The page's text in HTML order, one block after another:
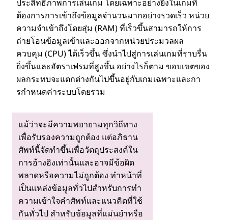
ประสิทธิภาพการเล่นเกม โดยเฉพาะอย่างยิ่งในเกมที่
ต้องการการเข้าถึงข้อมูลจํานวนมากอย่างรวดเร็ว หน่วย
ความจําเข้าถึงโดยสุ่ม (RAM) ที่เร็วขึ้นสามารถให้การ
ถ่ายโอนข้อมูลเข้าและออกจากหน่วยประมวลผล
ควบคุม (CPU) ได้เร็วขึ้น ซึ่งนําไปสู่การเล่นเกมที่ราบรื่น
ยิ่งขึ้นและอัตราเฟรมที่สูงขึ้น อย่างไรก็ตาม ขอบเขตของ
ผลกระทบจะแตกต่างกันไปขึ้นอยู่กับเกมเฉพาะและกา
รกําหนดค่าระบบโดยรวม
แม้ว่าจะมีความพยายามทุกวิถีทาง
เพื่อรับรองความถูกต้อง แต่อภิธาน
ศัพท์นี้จัดทําขึ้นเพื่อวัตถุประสงค์ใน
การอ้างอิงเท่านั้นและอาจมีข้อผิด
พลาดหรือความไม่ถูกต้อง ทําหน้าที่
เป็นแหล่งข้อมูลทั่วไปสําหรับการทํา
ความเข้าใจคําศัพท์และแนวคิดที่ใช้
กันทั่วไป สําหรับข้อมูลที่แม่นยําหรือ